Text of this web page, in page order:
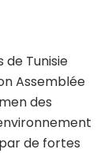
de Tunisie
Assemblée
des
de fortes